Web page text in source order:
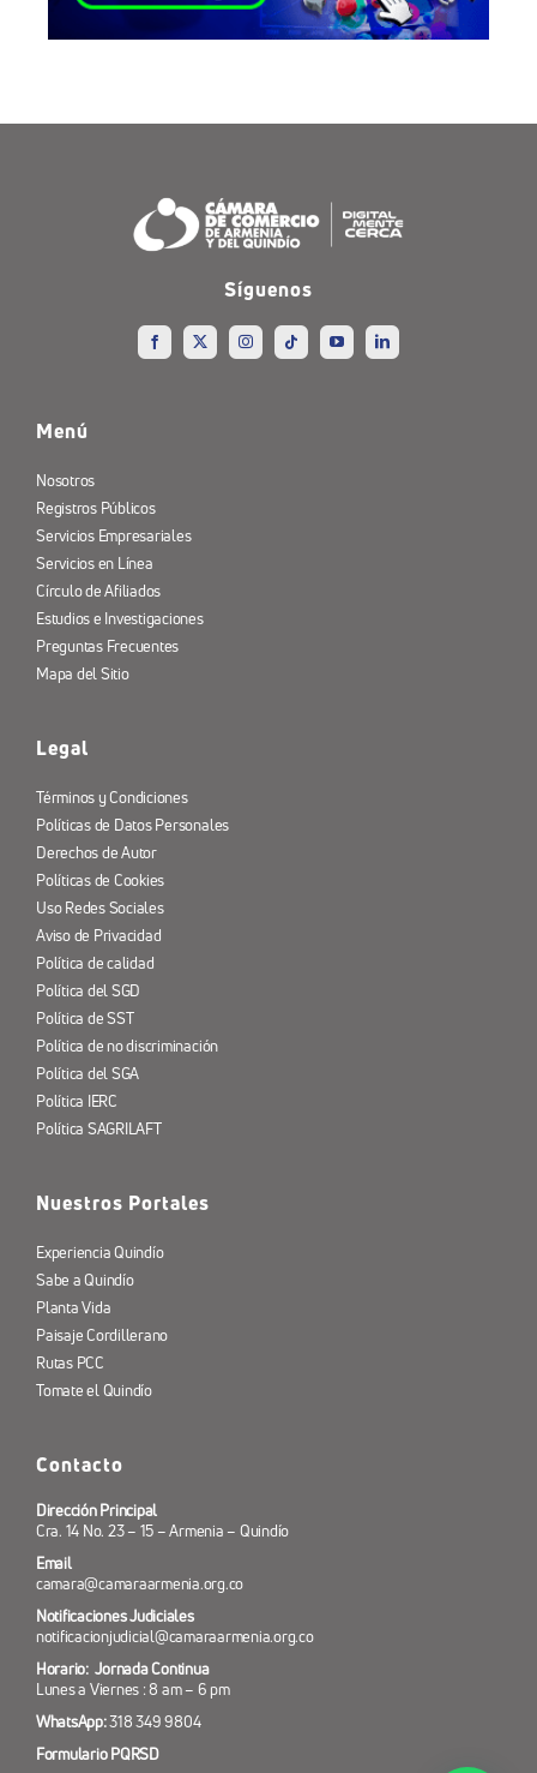
Síguenos
Menú
Nosotros
Registros Públicos
Servicios Empresariales
Servicios en Línea
Círculo de Afiliados
Estudios e Investigaciones
Preguntas Frecuentes
Mapa del Sitio
Legal
Términos y Condiciones
Políticas de Datos Personales
Derechos de Autor
Políticas de Cookies
Uso Redes Sociales
Aviso de Privacidad
Política de calidad
Política del SGD
Política de SST
Política de no discriminación
Política del SGA
Política IERC
Política SAGRILAFT
Nuestros Portales
Experiencia Quindío
Sabe a Quindío
Planta Vida
Paisaje Cordillerano
Rutas PCC
Tomate el Quindío
Contacto
Dirección Principal
Cra. 14 No. 23 – 15 – Armenia – Quindío
Email
camara@camaraarmenia.org.co
Notificaciones Judiciales
notificacionjudicial@camaraarmenia.org.co
Horario: Jornada Continua
Lunes a Viernes : 8 am – 6 pm
WhatsApp:318 349 9804
Formulario PQRSD